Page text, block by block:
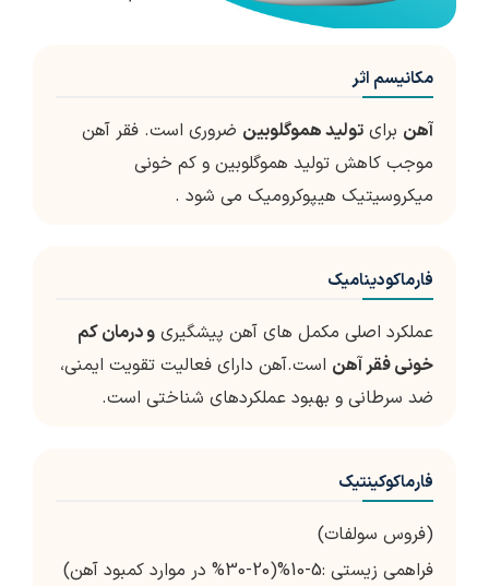
مکانیسم اثر
آهن برای تولید هموگلوبین ضروری است. فقر آهن
موجب کاهش تولید هموگلوبین و کم خونی
میکروسیتیک هیپوکرومیک می شود .
فارماکودینامیک
عملکرد اصلی مکمل های آهن پیشگیری و درمان کم
خونی فقر آهن است.آهن دارای فعالیت تقویت ایمنی،
ضد سرطانی و بهبود عملکردهای شناختی است.
فارماکوکینتیک
(فروس سولفات)
فراهمی زیستی :5-10%(20-30% در موارد کمبود آهن)